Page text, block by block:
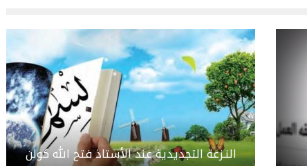
النـزعة التجديدية عند الأستاذ فتح الله كولن